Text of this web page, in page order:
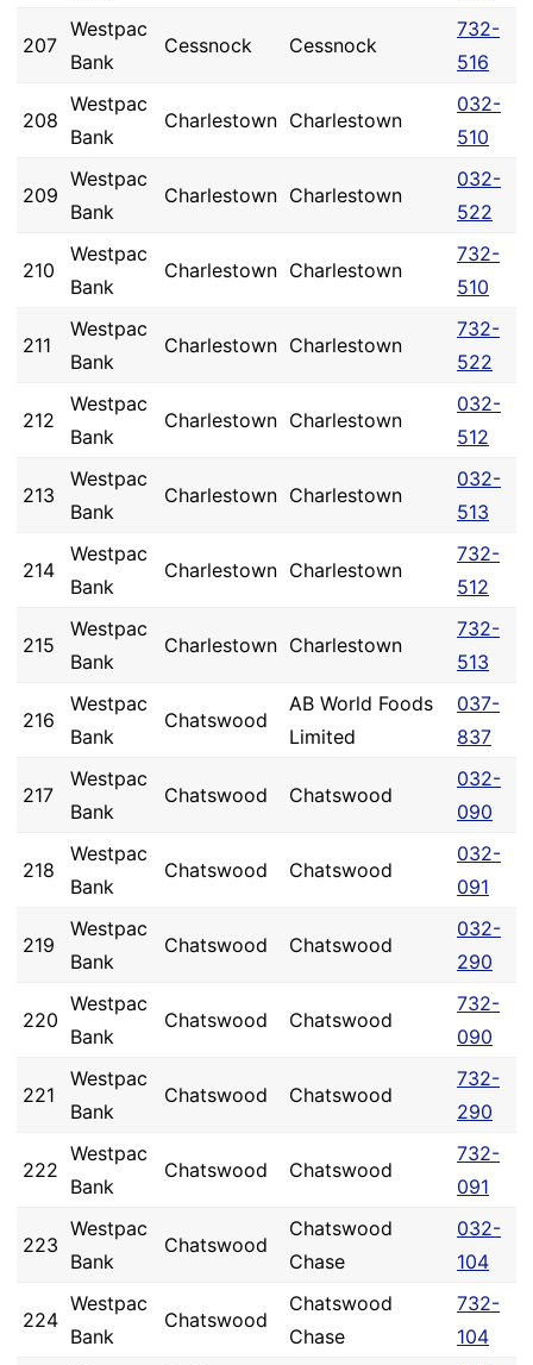
207
Westpac
Bank
Cessnock Cessnock
732-
516
208
Westpac
Bank
Charlestown Charlestown
032-
510
209
Westpac
Bank
Charlestown Charlestown
032-
522
210
Westpac
Bank
Charlestown Charlestown
732-
510
211
Westpac
Bank
Charlestown Charlestown
732-
522
212
Westpac
Bank
Charlestown Charlestown
032-
512
213
Westpac
Bank
Charlestown Charlestown
032-
513
214
Westpac
Bank
Charlestown Charlestown
732-
512
215
Westpac
Bank
Charlestown Charlestown
732-
513
216
Westpac
Bank
Chatswood
AB World Foods
Limited
037-
837
217
Westpac
Bank
Chatswood Chatswood
032-
090
218
Westpac
Bank
Chatswood Chatswood
032-
091
219
Westpac
Bank
Chatswood Chatswood
032-
290
220
Westpac
Bank
Chatswood Chatswood
732-
090
221
Westpac
Bank
Chatswood Chatswood
732-
290
222
Westpac
Bank
Chatswood Chatswood
732-
091
223
Westpac
Bank
Chatswood
Chatswood
Chase
032-
104
224
Westpac
Bank
Chatswood
Chatswood
Chase
732-
104